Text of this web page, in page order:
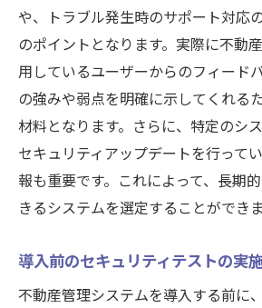
や、トラブル発生時のサポート対応
のポイントとなります。実際に不動
用しているユーザーからのフィード
の強みや弱点を明確に示してくれる
材料となります。さらに、特定のシ
セキュリティアップデートを行って
報も重要です。これによって、長期
きるシステムを選定することができま
導入前のセキュリティテストの実
不動産管理システムを導入する前に